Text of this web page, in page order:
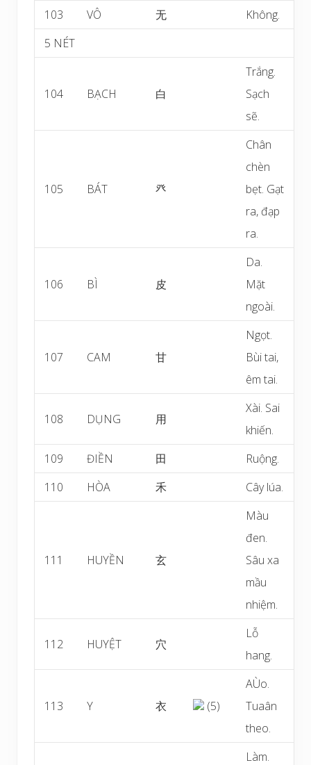
103 VÔ 无
Không.
5 NÉT
104 BẠCH 白
Trắng.
Sạch
sẽ.
105 BÁT 癶
Chân
chèn
bẹt. Gạt
ra, đạp
ra.
106 BÌ 皮
Da.
Mặt
ngoài.
107 CAM 甘
Ngọt.
Bùi tai,
êm tai.
108 DỤNG 用
Xài. Sai
khiến.
109
ĐIỀN 田
Ruộng.
110
HÒA 禾 Cây lúa.
111 HUYỀN 玄
Màu
đen.
Sâu xa
mầu
nhiệm.
112 HUYỆT 穴
Lỗ
hang.
113 Y 衣 (5)
AÙo.
Tuaân
theo.
Làm.